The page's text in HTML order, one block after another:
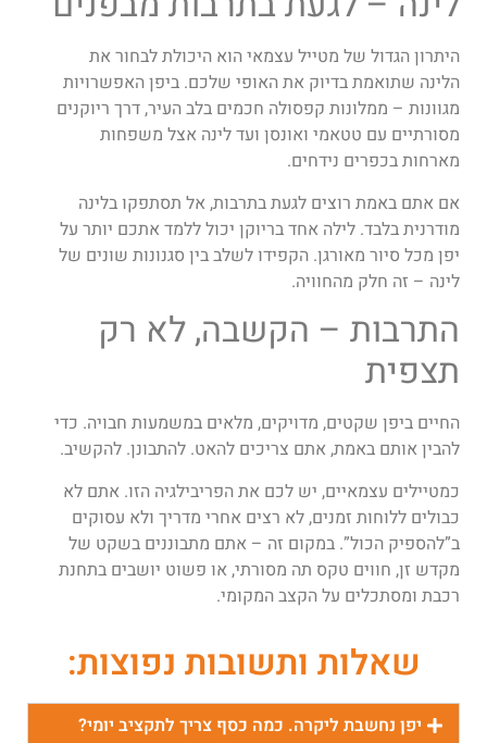
היתרון הגדול של מטייל עצמאי הוא היכולת לבחור את
הלינה שתואמת בדיוק את האופי שלכם. ביפן האפשרויות
מגוונות – ממלונות קפסולה חכמים בלב העיר, דרך ריוקנים
מסורתיים עם טטאמי ואונסן ועד לינה אצל משפחות
מארחות בכפרים נידחים.
אם אתם באמת רוצים לגעת בתרבות, אל תסתפקו בלינה
מודרנית בלבד. לילה אחד בריוקן יכול ללמד אתכם יותר על
יפן מכל סיור מאורגן. הקפידו לשלב בין סגנונות שונים של
לינה – זה חלק מהחוויה.
התרבות – הקשבה, לא רק
תצפית
החיים ביפן שקטים, מדויקים, מלאים במשמעות חבויה. כדי
להבין אותם באמת, אתם צריכים להאט. להתבונן. להקשיב.
כמטיילים עצמאיים, יש לכם את הפריבילגיה הזו. אתם לא
כבולים ללוחות זמנים, לא רצים אחרי מדריך ולא עסוקים
ב”להספיק הכול”. במקום זה – אתם מתבוננים בשקט של
מקדש זן, חווים טקס תה מסורתי, או פשוט יושבים בתחנת
רכבת ומסתכלים על הקצב המקומי.
שאלות ותשובות נפוצות:
יפן נחשבת ליקרה. כמה כסף צריך לתקציב יומי?